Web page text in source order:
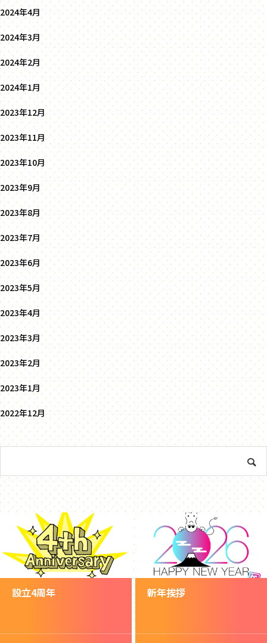
2024年4月
2024年3月
2024年2月
2024年1月
2023年12月
2023年11月
2023年10月
2023年9月
2023年8月
2023年7月
2023年6月
2023年5月
2023年4月
2023年3月
2023年2月
2023年1月
2022年12月
設立4周年 新年挨拶